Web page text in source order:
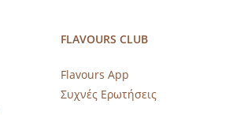
FLAVOURS CLUB
Flavours App
Συχνές Ερωτήσεις